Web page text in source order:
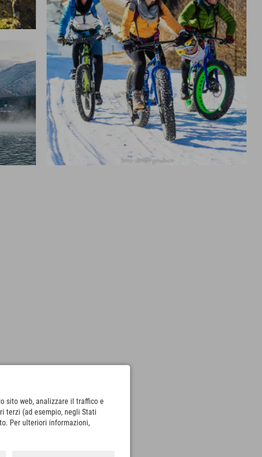
sito web, analizzare il traffico e
terzi (ad esempio, negli Stati
Per ulteriori informazioni,